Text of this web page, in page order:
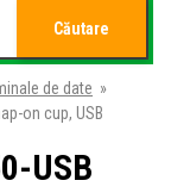
Căutare
de date »
on cup, USB
USB